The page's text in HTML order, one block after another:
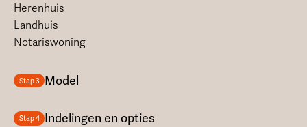
Herenhuis
Landhuis
Notariswoning
Stap 3 Model
Stap 4 Indelingen en opties